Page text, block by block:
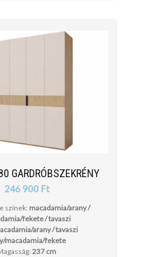
GARDRÓBSZEKRÉNY
246 900 Ft
színek: macadamia/arany /
fekete / tavaszi
arany / tavaszi
macadamia/fekete
237 cm